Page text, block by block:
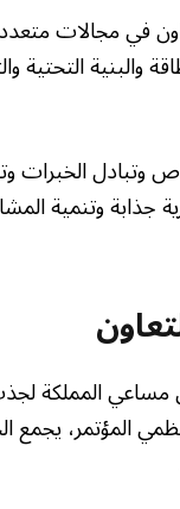
في مجالات
التحتية
وتبادل الخبرات
وتنمية
المملكة
رؤية السعودية 2030. وبحسب